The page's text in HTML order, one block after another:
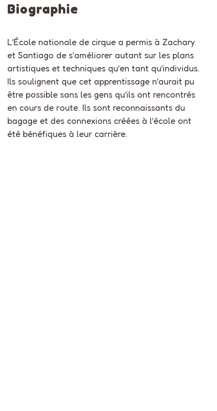
Biographie
L’École nationale de cirque a permis à Zachary
et Santiago de s’améliorer autant sur les plans
artistiques et techniques qu’en tant qu’individus.
Ils soulignent que cet apprentissage n’aurait pu
être possible sans les gens qu’ils ont rencontrés
en cours de route. Ils sont reconnaissants du
bagage et des connexions créées à l’école ont
été bénéfiques à leur carrière.